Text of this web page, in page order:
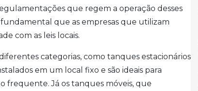
que regem a operação desses
que as empresas que utilizam
com as leis locais.
categorias, como tanques estacionários
em um local fixo e são ideais para
frequente. Já os tanques móveis, que